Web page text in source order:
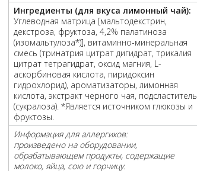
Ингредиенты (для вкуса лимонный чай):
Углеводная матрица [мальтодекстрин,
декстроза, фруктоза, 4,2% палатиноза
(изомальтулоза*)], витаминно-минеральная
смесь (тринатрия цитрат дигидрат, трикалия
цитрат тетрагидрат, оксид магния, L-
аскорбиновая кислота, пиридоксин
гидрохлорид), ароматизаторы, лимонная
кислота, экстракт черного чая, подсластитель
(сукралоза). *Является источником глюкозы и
фруктозы.
Информация для аллергиков:
произведено на оборудовании,
обрабатывающем продукты, содержащие
молоко, яйца, сою и горчицу.